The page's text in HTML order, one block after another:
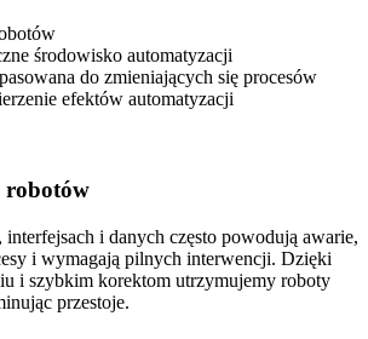
środowisko automatyzacji
do zmieniających się procesów
efektów automatyzacji
robotów
i danych często powodują awarie,
i wymagają pilnych interwencji. Dzięki
i szybkim korektom utrzymujemy roboty
przestoje.